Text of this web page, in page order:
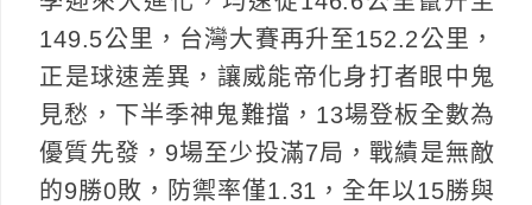
149.5公里，台灣大賽再升至152.2公里，
正是球速差異，讓威能帝化身打者眼中鬼
見愁，下半季神鬼難擋，13場登板全數為
優質先發，9場至少投滿7局，戰績是無敵
的9勝0敗，防禦率僅1.31，全年以15勝與